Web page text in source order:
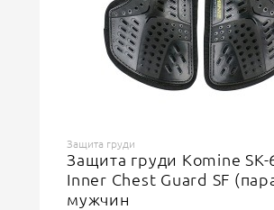
Защита груди
Защита груди Komine SK-
Inner Chest Guard SF
мужчин